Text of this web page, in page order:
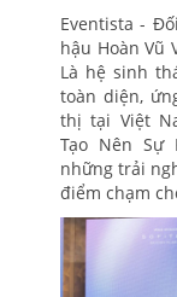
Eventista -
hậu Hoàn Vũ
Là hệ sinh
toàn diện,
thị tại Việt
Tạo Nên Sự
những trải
điểm chạm